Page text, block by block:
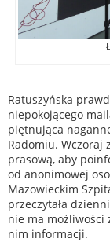
Ratuszyńska
niepokojącego
piętnująca
Radomiu. Wczoraj
prasową, aby
od anonimowej
Mazowieckim
przeczytała
nie ma możliwości
nim informacji.